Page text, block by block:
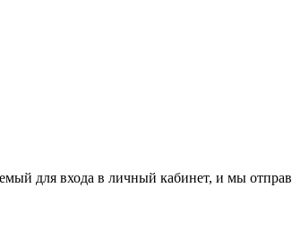
для входа в личный кабинет, и мы